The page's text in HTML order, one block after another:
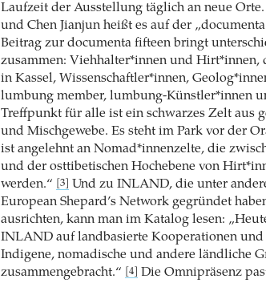
Laufzeit der Ausstellung täglich an neue
und Chen Jianjun heißt es auf der
Beitrag zur documenta fifteen bringt
zusammen: Viehhalter*innen und Hirt*innen,
in Kassel, Wissenschaftler*innen,
lumbung member, lumbung-Künstler*innen
Treffpunkt für alle ist ein schwarzes Zelt aus
und Mischgewebe. Es steht im Park vor der
ist angelehnt an Nomad*innenzelte, die
und der osttibetischen Hochebene von
werden.“
[3]
Und zu INLAND, die unter
European Shepard’s Network gegründet
ausrichten, kann man im Katalog lesen:
INLAND auf landbasierte Kooperationen
Indigene, nomadische und andere ländliche
zusammengebracht.“
[4]
Die Omnipräsenz